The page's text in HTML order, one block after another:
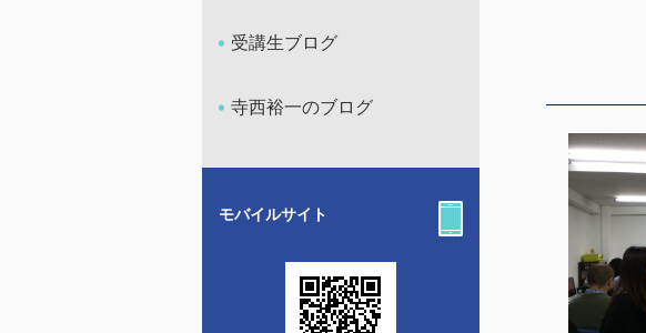
受講生ブログ
寺西裕一のブログ
モバイルサイト